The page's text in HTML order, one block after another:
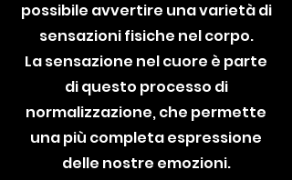
possibile avvertire una varietà di
sensazioni fisiche nel corpo.
La sensazione nel cuore è parte
di questo processo di
normalizzazione, che permette
una più completa espressione
delle nostre emozioni.